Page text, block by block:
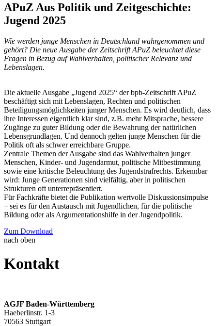
APuZ Aus Politik und Zeitgeschichte:
Jugend 2025
Wie werden junge Menschen in Deutschland wahrgenommen und
gehört? Die neue Ausgabe der Zeitschrift APuZ beleuchtet diese
Fragen in Bezug auf Wahlverhalten, politischer Relevanz und
Lebenslagen.
Die aktuelle Ausgabe „Jugend 2025“ der bpb-Zeitschrift APuZ
beschäftigt sich mit Lebenslagen, Rechten und politischen
Beteiligungsmöglichkeiten junger Menschen. Es wird deutlich, dass
ihre Interessen eigentlich klar sind, z.B. mehr Mitsprache, bessere
Zugänge zu guter Bildung oder die Bewahrung der natürlichen
Lebensgrundlagen. Und dennoch gelten junge Menschen für die
Politik oft als schwer erreichbare Gruppe.
Zentrale Themen der Ausgabe sind das Wahlverhalten junger
Menschen, Kinder- und Jugendarmut, politische Mitbestimmung
sowie eine kritische Beleuchtung des Jugendstrafrechts. Erkennbar
wird: Junge Generationen sind vielfältig, aber in politischen
Strukturen oft unterrepräsentiert.
Für Fachkräfte bietet die Publikation wertvolle Diskussionsimpulse
– sei es für den Austausch mit Jugendlichen, für die politische
Bildung oder als Argumentationshilfe in der Jugendpolitik.
Zum Download
nach oben
Kontakt
AGJF Baden-Württemberg
Haeberlinstr. 1-3
70563 Stuttgart